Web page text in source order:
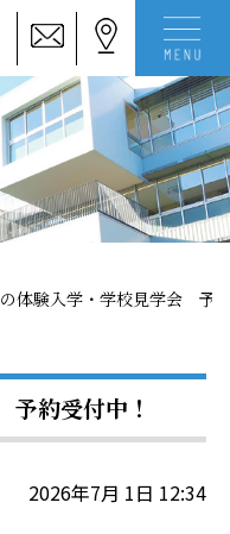
体験入学・学校見学会 予
約受付中！
2026年7月 1日 12:34